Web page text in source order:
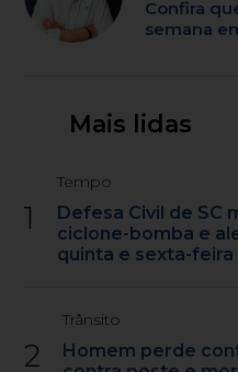
Confira
semana
Mais lidas
1
Tempo
Defesa Civil de SC
ciclone-bomba e
quinta e sexta-feira
2
Trânsito
Homem perde